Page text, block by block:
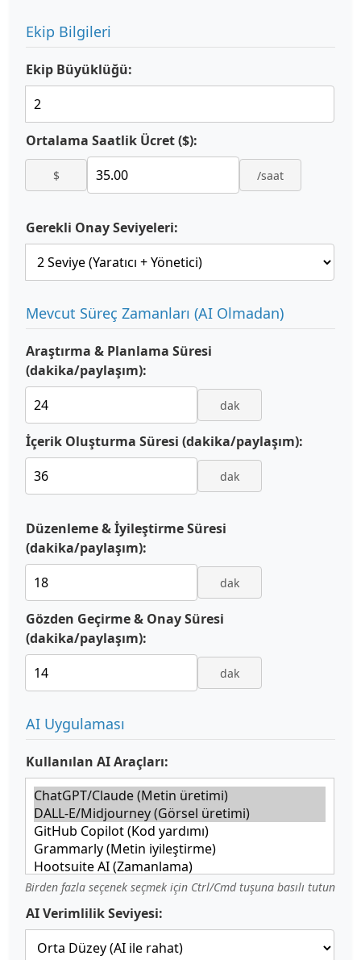
Ekip Bilgileri
Ekip Büyüklüğü:
Ortalama Saatlik Ücret ($):
$ /saat
Gerekli Onay Seviyeleri:
Mevcut Süreç Zamanları (AI Olmadan)
Araştırma & Planlama Süresi
(dakika/paylaşım):
dak
İçerik Oluşturma Süresi (dakika/paylaşım):
dak
Düzenleme & İyileştirme Süresi
(dakika/paylaşım):
dak
Gözden Geçirme & Onay Süresi
(dakika/paylaşım):
dak
AI Uygulaması
Kullanılan AI Araçları:
Birden fazla seçenek seçmek için Ctrl/Cmd tuşuna basılı tutun
AI Verimlilik Seviyesi: